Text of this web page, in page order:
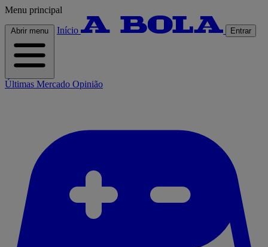
Menu principal
Abrir menu Início Entrar
Últimas Mercado Opinião